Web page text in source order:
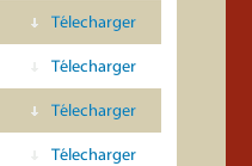
Télecharger
Télecharger
Télecharger
Télecharger